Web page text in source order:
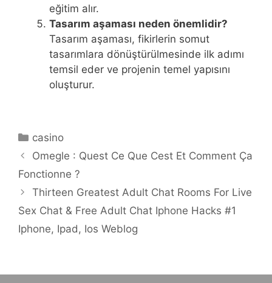
eğitim alır.
Tasarım aşaması neden önemlidir?
Tasarım aşaması, fikirlerin somut
tasarımlara dönüştürülmesinde ilk adımı
temsil eder ve projenin temel yapısını
oluşturur.
Categories
casino
Omegle : Quest Ce Que Cest Et Comment Ça
Fonctionne ?
Thirteen Greatest Adult Chat Rooms For Live
Sex Chat & Free Adult Chat Iphone Hacks #1
Iphone, Ipad, Ios Weblog